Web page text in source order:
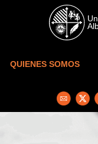
Skip to main content
QUIENES SOMOS